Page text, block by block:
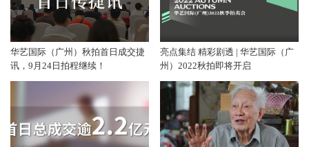
华艺国际（广州）秋拍首日成交捷
讯，9月24日拍程继续！
亮点集结 精彩剧透 | 华艺国际（广
州）2022秋拍即将开启